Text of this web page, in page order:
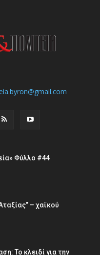
Φύλλο #44
– χαϊκού
Το κλειδί για την